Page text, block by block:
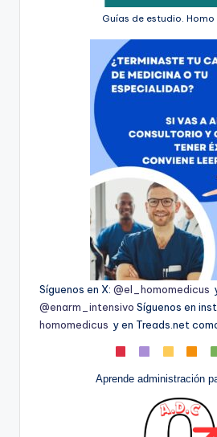
Guías de estudio. Homo
Síguenos en X: @el_homomedicus
@enarm_intensivo Síguenos en
homomedicus y en Treads.net
Aprende administración